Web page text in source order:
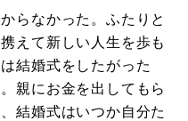
らなかった。ふたりと
えて新しい人生を歩も
結婚式をしたがった
親にお金を出してもら
結婚式はいつか自分た